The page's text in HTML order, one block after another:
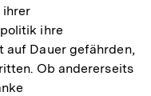
ihre
auf Dauer gefährden,
Ob andererseits